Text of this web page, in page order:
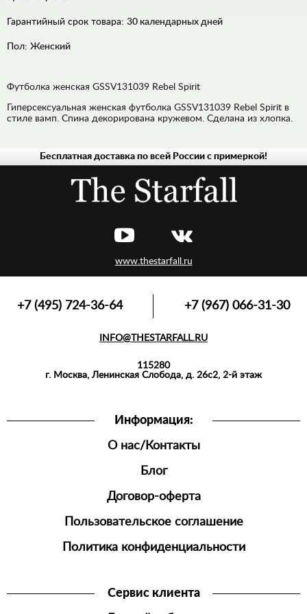
Гарантийный срок товара: 30 календарных дней
Пол: Женский
Футболка женская GSSV131039 Rebel Spirit
Гиперсексуальная женская футболка GSSV131039 Rebel Spirit в
стиле вамп. Спина декорирована кружевом. Сделана из хлопка.
ФУТБОЛКИ,
ТОЛСТОВКИ
РУБАШКИ
Бесплатная доставка по всей России с примеркой!
www.thestarfall.ru
Информация:
О нас/Контакты
Блог
Договор-оферта
Пользовательское соглашение
Политика конфиденциальности
Сервис клиента
+7 (495) 724-36-64 +7 (967) 066-31-30
INFO@THESTARFALL.RU
115280
г. Москва, Ленинская Слобода, д. 26с2, 2-й этаж